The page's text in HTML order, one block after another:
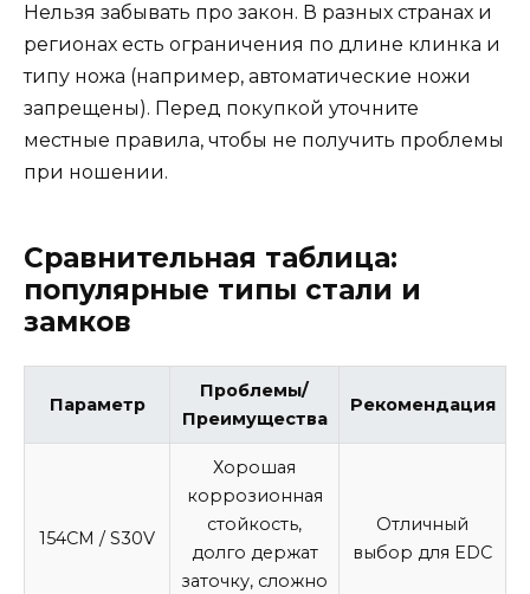
Нельзя забывать про закон. В разных странах и
регионах есть ограничения по длине клинка и
типу ножа (например, автоматические ножи
запрещены). Перед покупкой уточните
местные правила, чтобы не получить проблемы
при ношении.
Сравнительная таблица:
популярные типы стали и
замков
Параметр
Проблемы/
Преимущества
Рекомендация
154CM / S30V
Хорошая
коррозионная
стойкость,
долго держат
заточку, сложно
Отличный
выбор для EDC